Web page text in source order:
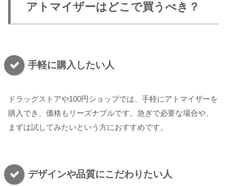
アトマイザーはどこで買うべき？
手軽に購入したい人
ドラッグストアや100円ショップでは、手軽にアトマイザーを
購入でき、価格もリーズナブルです。急ぎで必要な場合や、
まずは試してみたいという方におすすめです。
デザインや品質にこだわりたい人